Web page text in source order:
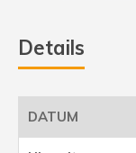
Details